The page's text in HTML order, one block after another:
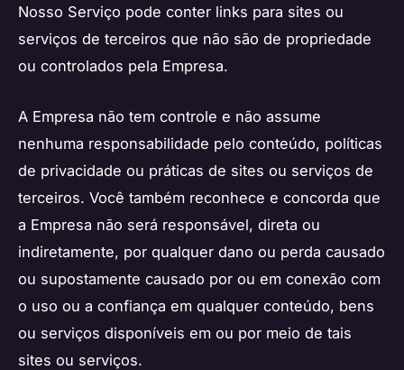
Nosso Serviço pode conter links para sites ou
serviços de terceiros que não são de propriedade
ou controlados pela Empresa.
A Empresa não tem controle e não assume
nenhuma responsabilidade pelo conteúdo, políticas
de privacidade ou práticas de sites ou serviços de
terceiros. Você também reconhece e concorda que
a Empresa não será responsável, direta ou
indiretamente, por qualquer dano ou perda causado
ou supostamente causado por ou em conexão com
o uso ou a confiança em qualquer conteúdo, bens
ou serviços disponíveis em ou por meio de tais
sites ou serviços.